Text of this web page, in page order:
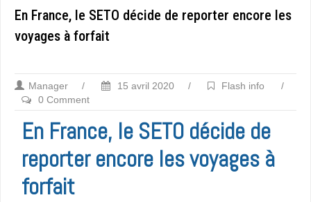
En France, le SETO décide de reporter encore les
voyages à forfait
Manager / 15 avril 2020 / Flash info
/
0 Comment
En France, le SETO décide de
reporter encore les voyages à
forfait